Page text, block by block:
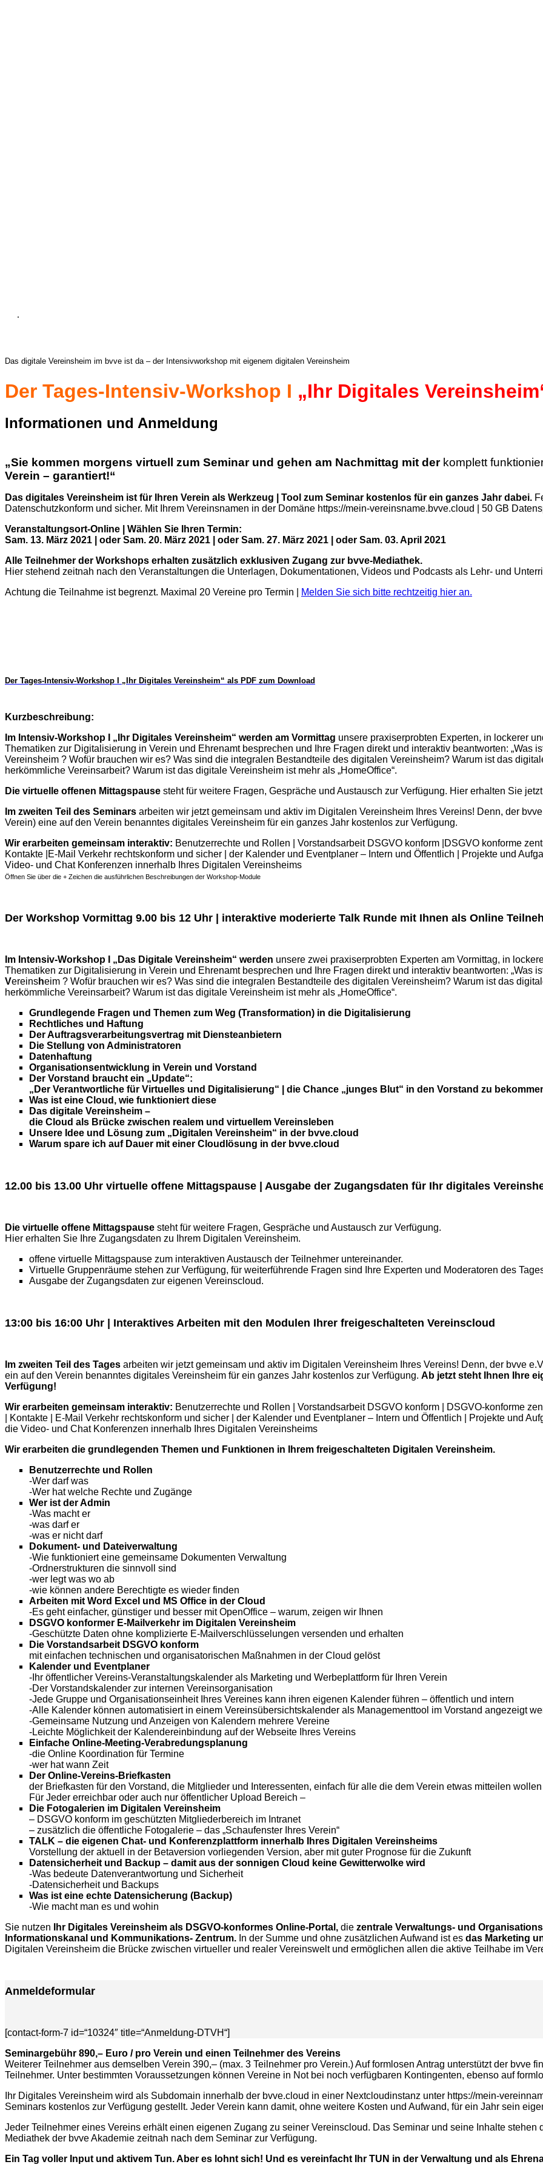
.
Das digitale Vereinsheim im bvve ist da – der Intensivworkshop mit eigenem digitalen Vereinsheim
Der Tages-Intensiv-Workshop I „Ihr Digitales
Informationen und Anmeldung
„Sie kommen morgens virtuell zum Seminar und gehen am Nachmittag mit der komplett
Verein – garantiert!“
Das digitales Vereinsheim ist für Ihren Verein als Werkzeug | Tool zum Seminar kostenlos für ein ganzes Jahr dabei.
Datenschutzkonform und sicher. Mit Ihrem Vereinsnamen in der Domäne https://mein-vereinsname.bvve.cloud | 50 GB
Veranstaltungsort-Online | Wählen Sie Ihren Termin:
Sam. 13. März 2021 | oder Sam. 20. März 2021 | oder Sam. 27. März 2021 | oder Sam. 03. April 2021
Alle Teilnehmer der Workshops erhalten zusätzlich exklusiven Zugang zur bvve-Mediathek.
Hier stehend zeitnah nach den Veranstaltungen die Unterlagen, Dokumentationen, Videos und Podcasts als Lehr- und
Achtung die Teilnahme ist begrenzt. Maximal 20 Vereine pro Termin |
Melden Sie sich bitte rechtzeitig hier an.
Der Tages-Intensiv-Workshop I „Ihr Digitales Vereinsheim“ als PDF zum Download
Kurzbeschreibung:
Im Intensiv-Workshop I „Ihr Digitales Vereinsheim“ werden am Vormittag unsere praxiserprobten Experten, in lockerer
Thematiken zur Digitalisierung in Verein und Ehrenamt besprechen und Ihre Fragen direkt und interaktiv beantworten: „Was
Vereinsheim ? Wofür brauchen wir es? Was sind die integralen Bestandteile des digitalen Vereinsheim? Warum ist das
herkömmliche Vereinsarbeit? Warum ist das digitale Vereinsheim ist mehr als „HomeOffice“.
Die virtuelle offenen Mittagspause steht für weitere Fragen, Gespräche und Austausch zur Verfügung. Hier erhalten Sie
Im zweiten Teil des Seminars arbeiten wir jetzt gemeinsam und aktiv im Digitalen Vereinsheim Ihres Vereins! Denn, der
Verein) eine auf den Verein benanntes digitales Vereinsheim für ein ganzes Jahr kostenlos zur Verfügung.
Wir erarbeiten gemeinsam interaktiv: Benutzerrechte und Rollen | Vorstandsarbeit DSGVO konform |DSGVO konforme
Kontakte |E-Mail Verkehr rechtskonform und sicher | der Kalender und Eventplaner – Intern und Öffentlich | Projekte und
Video- und Chat Konferenzen innerhalb Ihres Digitalen Vereinsheims
Öffnen Sie über die + Zeichen die ausführlichen Beschreibungen der Workshop-Module
Der Workshop Vormittag 9.00 bis 12 Uhr | interaktive moderierte Talk Runde mit Ihnen als Online
Im Intensiv-Workshop I „Das Digitale Vereinsheim“ werden unsere zwei praxiserprobten Experten am Vormittag, in
Thematiken zur Digitalisierung in Verein und Ehrenamt besprechen und Ihre Fragen direkt und interaktiv beantworten: „Was
Vereinsheim ? Wofür brauchen wir es? Was sind die integralen Bestandteile des digitalen Vereinsheim? Warum ist das
herkömmliche Vereinsarbeit? Warum ist das digitale Vereinsheim ist mehr als „HomeOffice“.
Grundlegende Fragen und Themen zum Weg (Transformation) in die Digitalisierung
Rechtliches und Haftung
Der Auftragsverarbeitungsvertrag mit Diensteanbietern
Die Stellung von Administratoren
Datenhaftung
Organisationsentwicklung in Verein und Vorstand
Der Vorstand braucht ein „Update“:
„Der Verantwortliche für Virtuelles und Digitalisierung“ | die Chance „junges Blut“ in den Vorstand zu
Was ist eine Cloud, wie funktioniert diese
Das digitale Vereinsheim –
die Cloud als Brücke zwischen realem und virtuellem Vereinsleben
Unsere Idee und Lösung zum „Digitalen Vereinsheim“ in der bvve.cloud
Warum spare ich auf Dauer mit einer Cloudlösung in der bvve.cloud
12.00 bis 13.00 Uhr virtuelle offene Mittagspause | Ausgabe der Zugangsdaten für Ihr digitales
Die virtuelle offene Mittagspause steht für weitere Fragen, Gespräche und Austausch zur Verfügung.
Hier erhalten Sie Ihre Zugangsdaten zu Ihrem Digitalen Vereinsheim.
offene virtuelle Mittagspause zum interaktiven Austausch der Teilnehmer untereinander.
Virtuelle Gruppenräume stehen zur Verfügung, für weiterführende Fragen sind Ihre Experten und Moderatoren des
Ausgabe der Zugangsdaten zur eigenen Vereinscloud.
13:00 bis 16:00 Uhr | Interaktives Arbeiten mit den Modulen Ihrer freigeschalteten Vereinscloud
Im zweiten Teil des Tages arbeiten wir jetzt gemeinsam und aktiv im Digitalen Vereinsheim Ihres Vereins! Denn, der bvve
ein auf den Verein benanntes digitales Vereinsheim für ein ganzes Jahr kostenlos zur Verfügung. Ab jetzt steht Ihnen Ihre
Verfügung!
Wir erarbeiten gemeinsam interaktiv: Benutzerrechte und Rollen | Vorstandsarbeit DSGVO konform | DSGVO-konforme
| Kontakte | E-Mail Verkehr rechtskonform und sicher | der Kalender und Eventplaner – Intern und Öffentlich | Projekte und
die Video- und Chat Konferenzen innerhalb Ihres Digitalen Vereinsheims
Wir erarbeiten die grundlegenden Themen und Funktionen in Ihrem freigeschalteten Digitalen Vereinsheim.
Benutzerrechte und Rollen
-Wer darf was
-Wer hat welche Rechte und Zugänge
Wer ist der Admin
-Was macht er
-was darf er
-was er nicht darf
Dokument- und Dateiverwaltung
-Wie funktioniert eine gemeinsame Dokumenten Verwaltung
-Ordnerstrukturen die sinnvoll sind
-wer legt was wo ab
-wie können andere Berechtigte es wieder finden
Arbeiten mit Word Excel und MS Office in der Cloud
-Es geht einfacher, günstiger und besser mit OpenOffice – warum, zeigen wir Ihnen
DSGVO konformer E-Mailverkehr im Digitalen Vereinsheim
-Geschützte Daten ohne komplizierte E-Mailverschlüsselungen versenden und erhalten
Die Vorstandsarbeit DSGVO konform
mit einfachen technischen und organisatorischen Maßnahmen in der Cloud gelöst
Kalender und Eventplaner
-Ihr öffentlicher Vereins-Veranstaltungskalender als Marketing und Werbeplattform für Ihren Verein
-Der Vorstandskalender zur internen Vereinsorganisation
-Jede Gruppe und Organisationseinheit Ihres Vereines kann ihren eigenen Kalender führen – öffentlich und intern
-Alle Kalender können automatisiert in einem Vereinsübersichtskalender als Managementtool im Vorstand angezeigt
-Gemeinsame Nutzung und Anzeigen von Kalendern mehrere Vereine
-Leichte Möglichkeit der Kalendereinbindung auf der Webseite Ihres Vereins
Einfache Online-Meeting-Verabredungsplanung
-die Online Koordination für Termine
-wer hat wann Zeit
Der Online-Vereins-Briefkasten
der Briefkasten für den Vorstand, die Mitglieder und Interessenten, einfach für alle die dem Verein etwas mitteilen
Für Jeder erreichbar oder auch nur öffentlicher Upload Bereich –
Die Fotogalerien im Digitalen Vereinsheim
– DSGVO konform im geschützten Mitgliederbereich im Intranet
– zusätzlich die öffentliche Fotogalerie – das „Schaufenster Ihres Verein“
TALK – die eigenen Chat- und Konferenzplattform innerhalb Ihres Digitalen Vereinsheims
Vorstellung der aktuell in der Betaversion vorliegenden Version, aber mit guter Prognose für die Zukunft
Datensicherheit und Backup – damit aus der sonnigen Cloud keine Gewitterwolke wird
-Was bedeute Datenverantwortung und Sicherheit
-Datensicherheit und Backups
Was ist eine echte Datensicherung (Backup)
-Wie macht man es und wohin
Sie nutzen
Ihr Digitales Vereinsheim als DSGVO-konformes Online-Portal, die zentrale Verwaltungs- und
Informationskanal und Kommunikations- Zentrum. In der Summe und ohne zusätzlichen Aufwand ist es das Marketing
Digitalen Vereinsheim die Brücke zwischen virtueller und realer Vereinswelt und ermöglichen allen die aktive Teilhabe im
Anmeldeformular
[contact-form-7 id=“10324″ title=“Anmeldung-DTVH“]
Seminargebühr 890,– Euro / pro Verein und einen Teilnehmer des Vereins
Weiterer Teilnehmer aus demselben Verein 390,– (max. 3 Teilnehmer pro Verein.) Auf formlosen Antrag unterstützt der bvve
Teilnehmer. Unter bestimmten Voraussetzungen können Vereine in Not bei noch verfügbaren Kontingenten, ebenso auf
Ihr Digitales Vereinsheim wird als Subdomain innerhalb der bvve.cloud in einer Nextcloudinstanz unter https://mein-
Seminars kostenlos zur Verfügung gestellt. Jeder Verein kann damit, ohne weitere Kosten und Aufwand, für ein Jahr sein
Jeder Teilnehmer eines Vereins erhält einen eigenen Zugang zu seiner Vereinscloud. Das Seminar und seine Inhalte
Mediathek der bvve Akademie zeitnah nach dem Seminar zur Verfügung.
Ein Tag voller Input und aktivem Tun. Aber es lohnt sich! Und es vereinfacht Ihr TUN in der Verwaltung und als